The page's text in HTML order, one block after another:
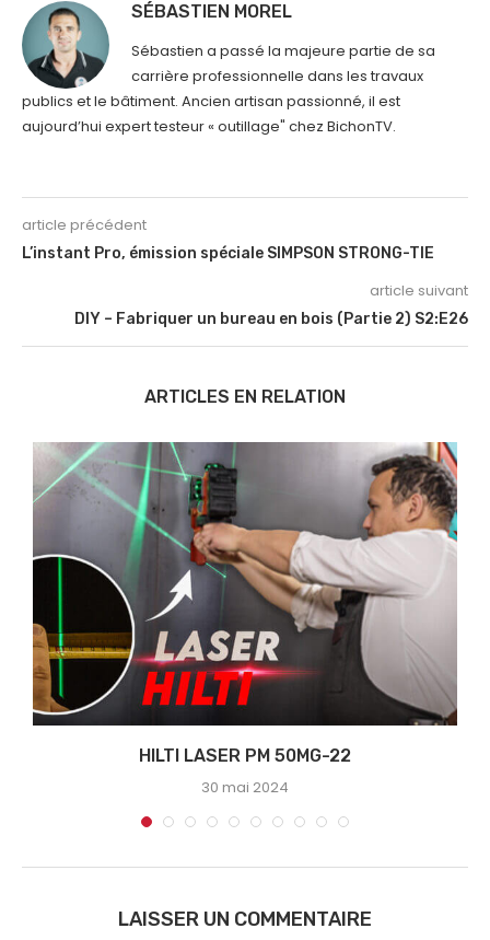
SÉBASTIEN MOREL
Sébastien a passé la majeure partie de sa
carrière professionnelle dans les travaux
publics et le bâtiment. Ancien artisan passionné, il est
aujourd’hui expert testeur « outillage" chez BichonTV.
article précédent
L’instant Pro, émission spéciale SIMPSON STRONG-TIE
article suivant
DIY – Fabriquer un bureau en bois (Partie 2) S2:E26
ARTICLES EN RELATION
HILTI LASER PM 50MG-22
30 mai 2024
LAISSER UN COMMENTAIRE